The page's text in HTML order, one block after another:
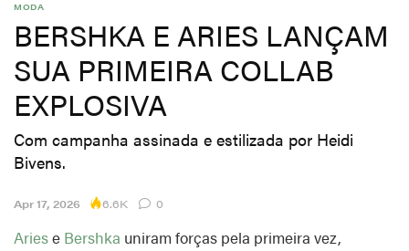
MODA
BERSHKA E ARIES LANÇAM
SUA PRIMEIRA COLLAB
EXPLOSIVA
Com campanha assinada e estilizada por Heidi
Bivens.
Apr 17, 2026 6.6K 0
Ariese Bershka uniram forças pela primeira vez,